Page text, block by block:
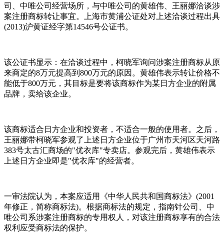
司、中唯公司经营场所，与中唯公司的黄雄伟、王丽娜洽谈涉
案注册商标转让事宜。上海市黄浦公证处对上述洽谈过程出具
(2013)沪黄证经字第14546号公证书。
该公证书显示：在洽谈过程中，柯晓军询问涉案注册商标从原
来商定的8万元提高到800万元的原因。黄雄伟表示转让价格不
能低于800万元，其目标是要将该商标作为某日方企业的附属
品牌，卖给该企业。
该商标适合日方企业和投资者，不适合一般的使用者。之后，
王丽娜带柯晓军参观了上述日方企业位于广州市天河区天河路
383号太古汇商场的"优衣库"专卖店。参观完后，黄雄伟表示
上述日方企业即是"优衣库"的经营者。
一审法院认为，本案应适用《中华人民共和国商标法》(2001
年修正，简称商标法)。根据商标法的规定，指南针公司、中
唯公司系涉案注册商标的专用权人，对该注册商标享有的合法
权利应受商标法的保护。